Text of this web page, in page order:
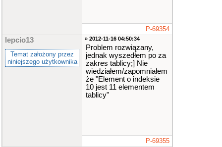
P-69354
lepcio13
Temat założony przez
niniejszego użytkownika
» 2012-11-16 04:50:34
Problem rozwiązany,
jednak wyszedłem po za
zakres tablicy;] Nie
wiedziałem/zapomniałem
że "Element o indeksie
10 jest 11 elementem
tablicy"
P-69355